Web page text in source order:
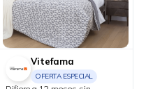
Vitefama
OFERTA ESPECIAL